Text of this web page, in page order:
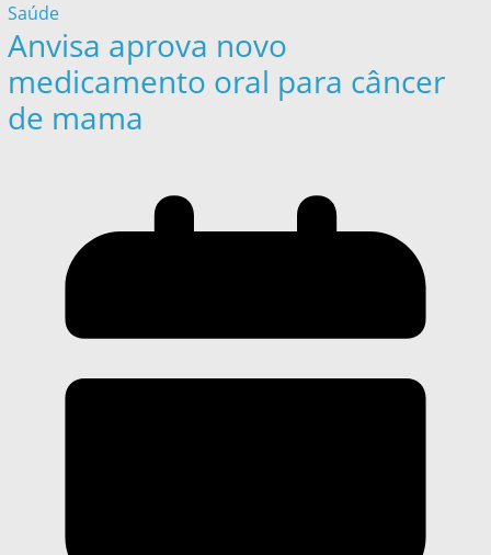
Saúde
Anvisa aprova novo
medicamento oral para câncer
de mama